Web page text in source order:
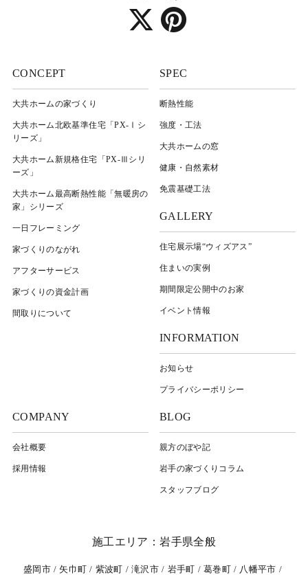
CONCEPT
大共ホームの家づくり
大共ホーム北欧基準住宅「PX-Ⅰシ
リーズ」
大共ホーム新規格住宅「PX-Ⅲシリ
ーズ」
大共ホーム最高断熱性能「無暖房の
家」シリーズ
一日フレーミング
家づくりのながれ
アフターサービス
家づくりの資金計画
間取りについて
SPEC
断熱性能
強度・工法
大共ホームの窓
健康・自然素材
免震基礎工法
GALLERY
住宅展示場“ウィズアス”
住まいの実例
期間限定公開中のお家
イベント情報
INFORMATION
お知らせ
プライバシーポリシー
COMPANY
会社概要
採用情報
BLOG
親方のぼや記
岩⼿の家づくりコラム
スタッフブログ
施工エリア：岩手県全般
盛岡市 矢巾町 紫波町 滝沢市 岩手町 葛巻町 八幡平市